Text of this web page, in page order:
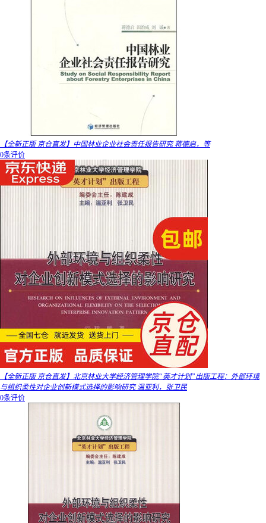
【全新正版 京仓直发】中国林业企业社会责任报告研究 蒋德启，等
0条评价
【全新正版 京仓直发】北京林业大学经济管理学院“英才计划”出版工程：外部环境
与组织柔性对企业创新模式选择的影响研究 温亚利，张卫民
0条评价